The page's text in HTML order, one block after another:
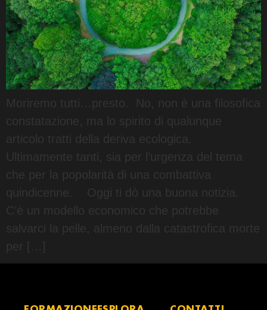
Moriremo tutti…presto. No, non è una filosofica
constatazione, ma lo spirito di qualunque
articolo tratti della deriva ecologica.
Ultimamente tanti, sia per l’urgenza del tema
che per la popolarità di una combattiva
quindicenne. Oggi ti dò una buona notizia.
C’è un modello economico che potrebbe
salvarci la pelle, almeno dalla catastrofica morte